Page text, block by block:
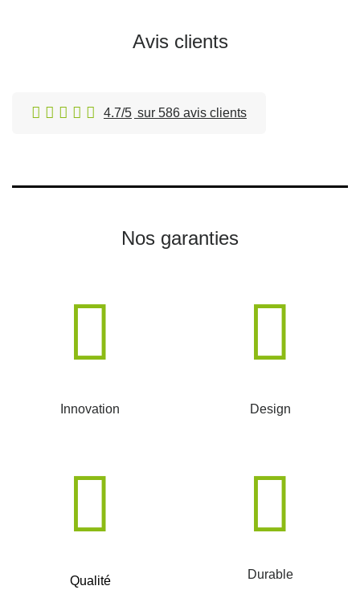
Avis clients
4.7/5 sur 586 avis clients
Nos garanties
Innovation Design
Qualité Durable